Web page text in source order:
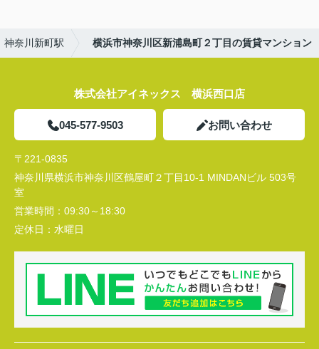
神奈川新町駅 横浜市神奈川区新浦島町２丁目の賃貸マンション
株式会社アイネックス 横浜西口店
045-577-9503 お問い合わせ
〒221-0835
神奈川県横浜市神奈川区鶴屋町２丁目10-1 MINDANビル 503号
室
営業時間： 09:30～18:30
定休日： 水曜日